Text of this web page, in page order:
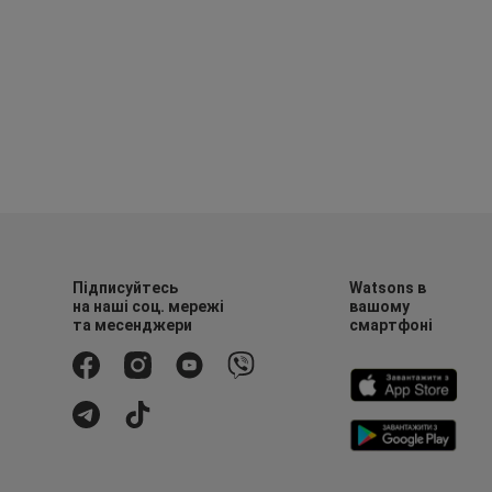
Підписуйтесь
на наші соц. мережі
та месенджери
Watsons в
вашому
смартфоні